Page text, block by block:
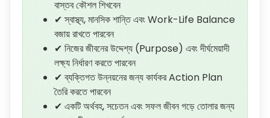
বাস্তব কৌশল শিখবেন
✔ স্বাস্থ্য, মানসিক শান্তি এবং Work-Life Balance
বজায় রাখতে পারবেন
✔ নিজের জীবনের উদ্দেশ্য (Purpose) এবং দীর্ঘমেয়াদী
লক্ষ্য নির্ধারণ করতে পারবেন
✔ ব্যক্তিগত উন্নয়নের জন্য কার্যকর Action Plan
তৈরি করতে পারবেন
✔ একটি অর্থবহ, সচেতন এবং সফল জীবন গড়ে তোলার জন্য